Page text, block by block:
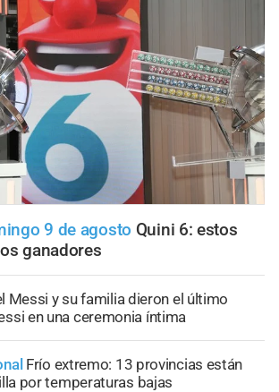
9 de agosto Quini 6: estos
ganadores
Messi y su familia dieron el último
en una ceremonia íntima
Frío extremo: 13 provincias están
por temperaturas bajas